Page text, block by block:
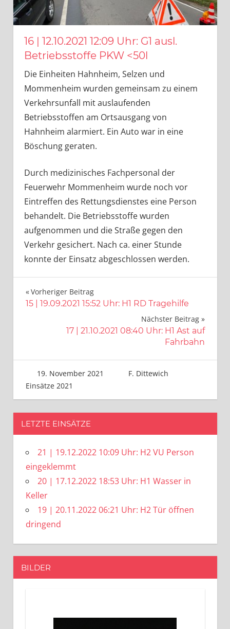
16 | 12.10.2021 12:09 Uhr: G1 ausl.
Betriebsstoffe PKW <50l
Die Einheiten Hahnheim, Selzen und
Mommenheim wurden gemeinsam zu einem
Verkehrsunfall mit auslaufenden
Betriebsstoffen am Ortsausgang von
Hahnheim alarmiert. Ein Auto war in eine
Böschung geraten.
Durch medizinisches Fachpersonal der
Feuerwehr Mommenheim wurde noch vor
Eintreffen des Rettungsdienstes eine Person
behandelt. Die Betriebsstoffe wurden
aufgenommen und die Straße gegen den
Verkehr gesichert. Nach ca. einer Stunde
konnte der Einsatz abgeschlossen werden.
Beitragsnavigation
Vorheriger Beitrag
15 | 19.09.2021 15:52 Uhr: H1 RD Tragehilfe
Nächster Beitrag
17 | 21.10.2021 08:40 Uhr: H1 Ast auf
Fahrbahn
19. November 2021
F. Dittewich
Einsätze 2021
LETZTE EINSÄTZE
21 | 19.12.2022 10:09 Uhr: H2 VU Person
eingeklemmt
20 | 17.12.2022 18:53 Uhr: H1 Wasser in
Keller
19 | 20.11.2022 06:21 Uhr: H2 Tür öffnen
dringend
BILDER